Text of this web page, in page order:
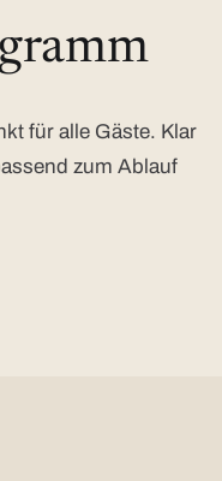
für alle Gäste. Klar
zum Ablauf